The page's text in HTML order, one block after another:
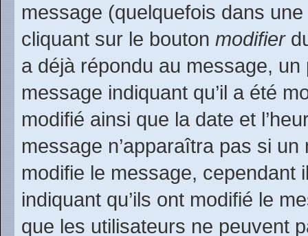
message (quelquefois dans
cliquant sur le bouton modifier
a déjà répondu au message,
message indiquant qu’il a été
modifié ainsi que la date et
message n’apparaîtra pas si
modifie le message, cependant
indiquant qu’ils ont modifié le
que les utilisateurs ne peuvent